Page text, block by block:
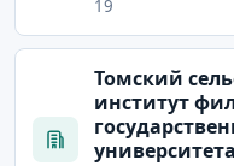
19
Томский
институт
университета